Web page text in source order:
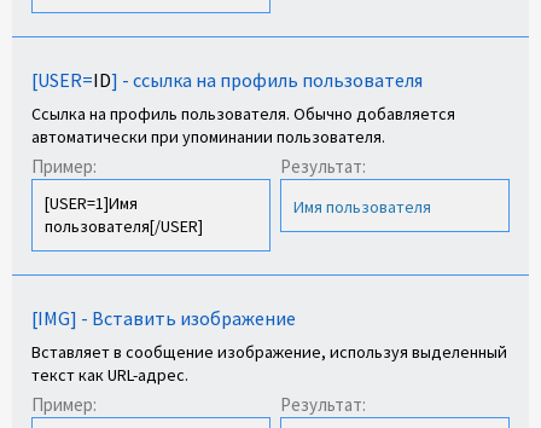
[USER=ID] - ссылка на профиль пользователя
Ссылка на профиль пользователя. Обычно добавляется
автоматически при упоминании пользователя.
Пример:
[USER=1]Имя
пользователя[/USER]
Результат:
Имя пользователя
[IMG] - Вставить изображение
Вставляет в сообщение изображение, используя выделенный
текст как URL-адрес.
Пример: Результат: